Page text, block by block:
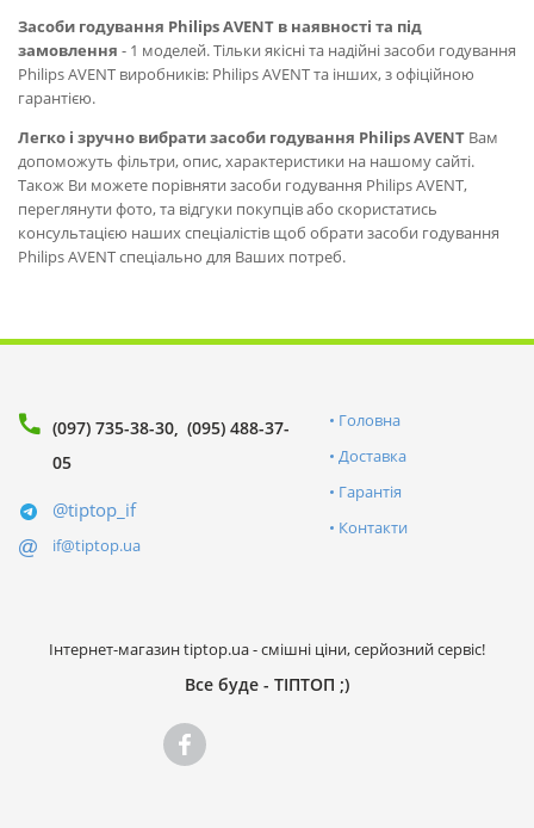
Засоби годування Philips AVENT в наявності та під
замовлення - 1 моделей. Тільки якісні та надійні засоби годування
Philips AVENT виробників: Philips AVENT та інших, з офіційною
гарантією.
Легко і зручно вибрати засоби годування Philips AVENT Вам
допоможуть фільтри, опис, характеристики на нашому сайті.
Також Ви можете порівняти засоби годування Philips AVENT,
переглянути фото, та відгуки покупців або скористатись
консультацією наших спеціалістів щоб обрати засоби годування
Philips AVENT спеціально для Ваших потреб.
(097) 735-38-30 (095) 488-37-
05
@tiptop_if
if@tiptop.ua
Головна
Доставка
Гарантія
Контакти
Інтернет-магазин tiptop.ua - смішні ціни, серйозний сервіс!
Все буде - ТІПТОП ;)